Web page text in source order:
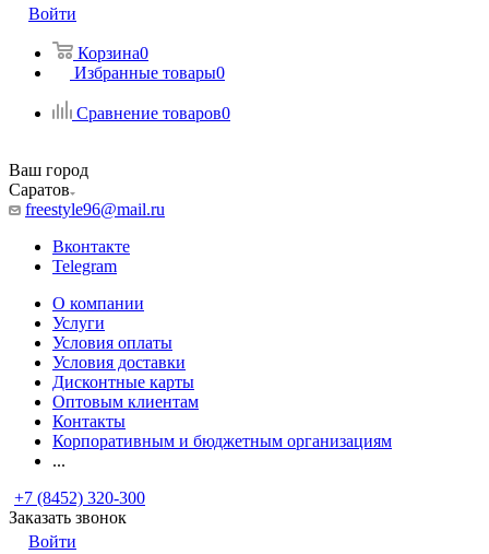
Войти
Корзина0
Избранные товары0
Сравнение товаров0
Ваш город
Саратов
freestyle96@mail.ru
Вконтакте
Telegram
О компании
Услуги
Условия оплаты
Условия доставки
Дисконтные карты
Оптовым клиентам
Контакты
Корпоративным и бюджетным организациям
...
+7 (8452) 320-300
Заказать звонок
Войти